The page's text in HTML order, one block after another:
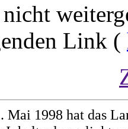
Link (
1998 hat das